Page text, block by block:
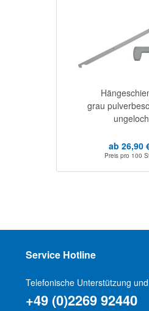
grau
ab 26,90
Preis pro 100
Service Hotline
Telefonische Unterstützung
+49 (0)2269 92440